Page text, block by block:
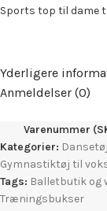
Sports top til dame
Yderligere
Anmeldelser (0)
Varenummer
Kategorier:
Gymnastiktøj til
Tags: Balletbutik og
Træningsbukser